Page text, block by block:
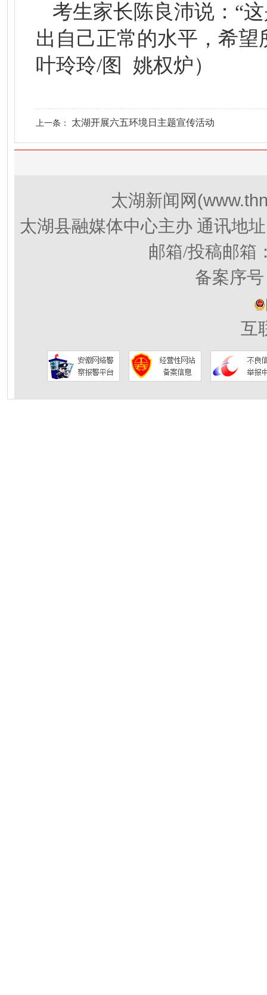
考生家长陈良沛说：“
出自己正常的水平，希
叶玲玲/图 姚权炉）
上一条： 太湖开展六五环境日主题宣传活动
太湖新闻网
太湖县融媒体中心主办 通讯地
邮箱/投稿邮箱
备案序
互